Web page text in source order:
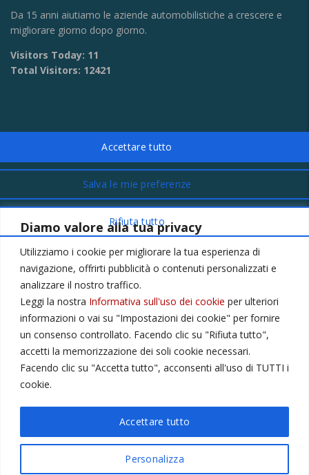
Diamo valore alla tua privacy
Utilizziamo i cookie per migliorare la tua esperienza di
navigazione, offrirti pubblicità o contenuti personalizzati e
analizzare il nostro traffico.
Leggi la nostra Informativa sull'uso dei cookie per ulteriori
informazioni o vai su "Impostazioni dei cookie" per fornire
un consenso controllato. Facendo clic su "Rifiuta tutto",
accetti la memorizzazione dei soli cookie necessari.
Facendo clic su "Accetta tutto", acconsenti all'uso di TUTTI i
cookie.
Personalizza
Accettare tutto
Da 15 anni aiutiamo le aziende automobilistiche a crescere e
migliorare giorno dopo giorno.
Visitors Today: 11
Total Visitors: 12421
Via Provinciale Montagna Spaccata 228/H Napoli
Raffaele +39 3282694809
r.colamussi@gmail.com
Dal lunedì al venerdì 9:00 13:30 16:00 19:00
Il sabato 9:00 13:30
Privacy Policy Cookie
© 2023 |Portalclub International. All Rights Reserved.